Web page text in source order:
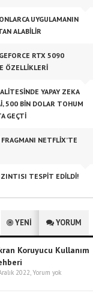
UYGULAMANIN
ALABILIR
RTX 5090
ÖZELLIKLERI
YAPAY ZEKA
500 BİN DOLAR TOHUM
GEÇTİ
NETFLIX’TE
TESPIT EDILDI!
YENİ YORUM
Koruyucu Kullanım
2022, Yorum yok